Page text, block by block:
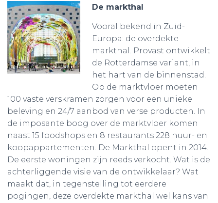
De markthal
Vooral bekend in Zuid-
Europa: de overdekte
markthal. Provast ontwikkelt
de Rotterdamse variant, in
het hart van de binnenstad.
Op de marktvloer moeten
100 vaste verskramen zorgen voor een unieke
beleving en 24/7 aanbod van verse producten. In
de imposante boog over de marktvloer komen
naast 15 foodshops en 8 restaurants 228 huur- en
koopappartementen. De Markthal opent in 2014.
De eerste woningen zijn reeds verkocht. Wat is de
achterliggende visie van de ontwikkelaar? Wat
maakt dat, in tegenstelling tot eerdere
pogingen, deze overdekte markthal wel kans van